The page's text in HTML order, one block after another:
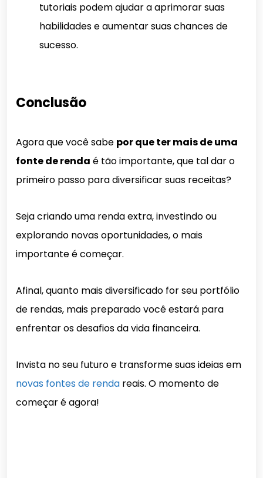
tutoriais podem ajudar a aprimorar suas
habilidades e aumentar suas chances de
sucesso.
Conclusão
Agora que você sabe por que ter mais de uma
fonte de renda é tão importante, que tal dar o
primeiro passo para diversificar suas receitas?
Seja criando uma renda extra, investindo ou
explorando novas oportunidades, o mais
importante é começar.
Afinal, quanto mais diversificado for seu portfólio
de rendas, mais preparado você estará para
enfrentar os desafios da vida financeira.
Invista no seu futuro e transforme suas ideias em
novas fontes de renda reais. O momento de
começar é agora!